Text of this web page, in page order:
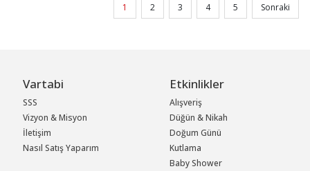
1 2 3 4 5 Sonraki
Vartabi
SSS
Vizyon & Misyon
İletişim
Nasıl Satış Yaparım
Etkinlikler
Alışveriş
Düğün & Nikah
Doğum Günü
Kutlama
Baby Shower